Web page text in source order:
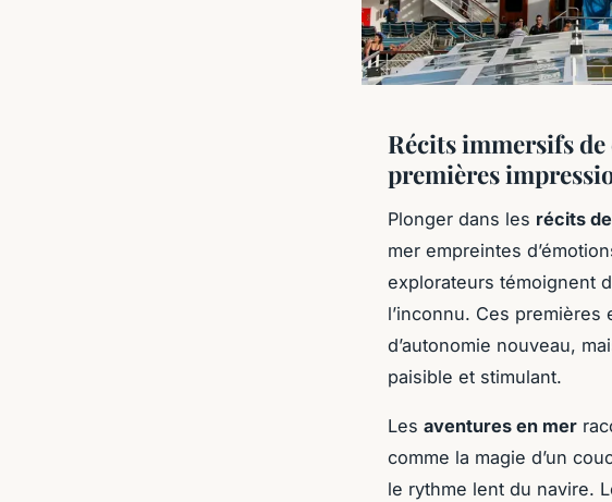
Récits immersifs
premières
Plonger dans les récits
mer empreintes
explorateurs témoignent
l’inconnu. Ces
d’autonomie nouveau,
paisible et stimulant.
Les aventures en mer
comme la magie d’un
le rythme lent du navire.